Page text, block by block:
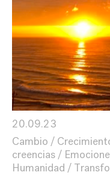
20.09.23
Cambio
creencias
Humanidad